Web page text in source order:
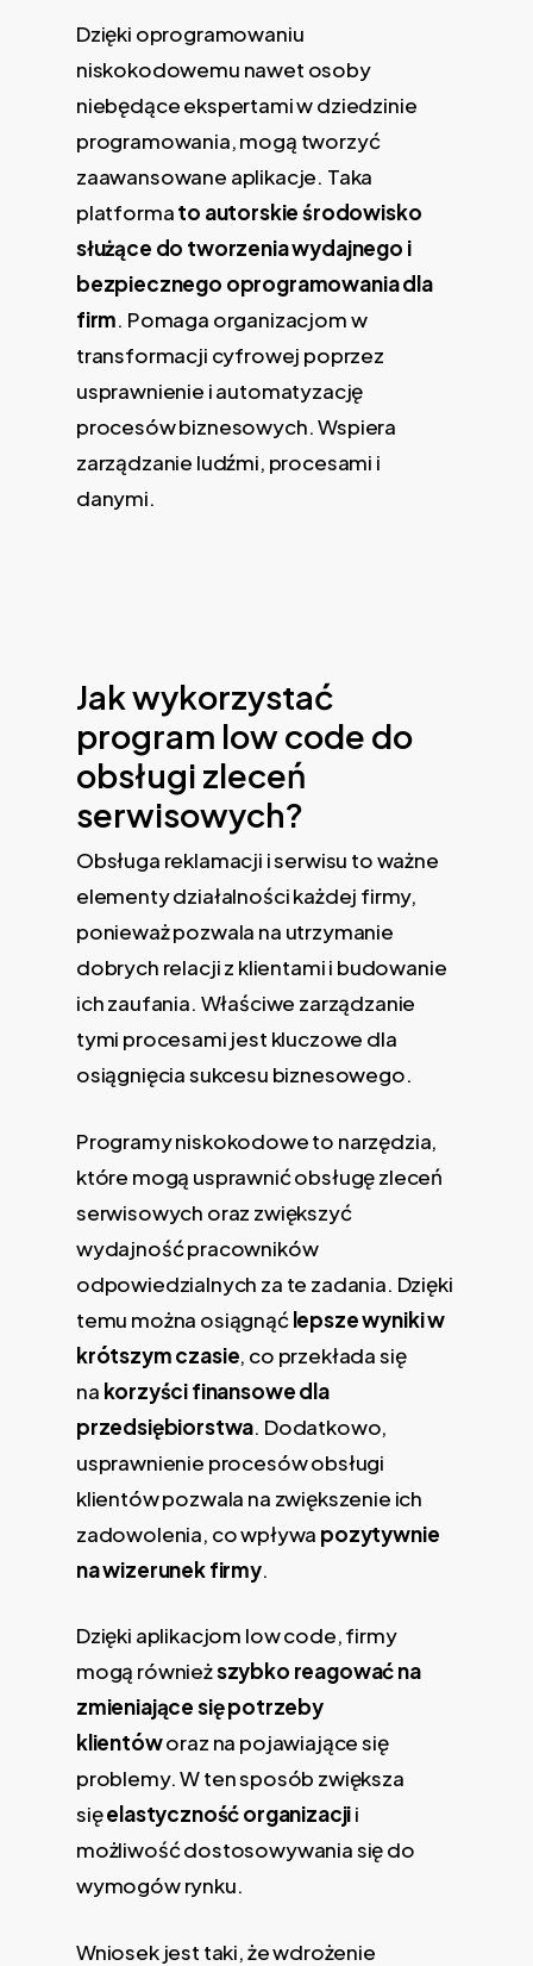
Dzięki oprogramowaniu
niskokodowemu nawet osoby
niebędące ekspertami w dziedzinie
programowania, mogą tworzyć
zaawansowane aplikacje. Taka
platformato autorskie środowisko
służące do tworzenia wydajnego i
bezpiecznego oprogramowania dla
firm. Pomaga organizacjom w
transformacji cyfrowej poprzez
usprawnienie i automatyzację
procesów biznesowych. Wspiera
zarządzanie ludźmi, procesami i
danymi.
Jak wykorzystać
program low code do
obsługi zleceń
serwisowych?
Obsługa reklamacji i serwisu to ważne
elementy działalności każdej firmy,
ponieważ pozwala na utrzymanie
dobrych relacji z klientami i budowanie
ich zaufania. Właściwe zarządzanie
tymi procesami jest kluczowe dla
osiągnięcia sukcesu biznesowego.
Programy niskokodowe to narzędzia,
które mogą usprawnić obsługę zleceń
serwisowych oraz zwiększyć
wydajność pracowników
odpowiedzialnych za te zadania. Dzięki
temu można osiągnąćlepsze wyniki w
krótszym czasie, co przekłada się
na korzyści finansowe dla
przedsiębiorstwa. Dodatkowo,
usprawnienie procesów obsługi
klientów pozwala na zwiększenie ich
zadowolenia, co wpływa pozytywnie
na wizerunek firmy.
Dzięki aplikacjom low code, firmy
mogą równieższybko reagować na
zmieniające się potrzeby
klientóworaz na pojawiające się
problemy. W ten sposób zwiększa
sięelastyczność organizacjii
możliwość dostosowywania się do
wymogów rynku.
Wniosek jest taki, że wdrożenie